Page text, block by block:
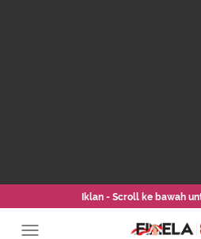
Iklan - Scroll ke bawah